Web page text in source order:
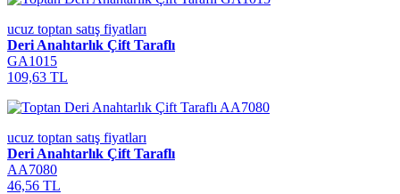
ucuz toptan satış fiyatları
Deri Anahtarlık Çift Taraflı
GA1015
109,63 TL
ucuz toptan satış fiyatları
Deri Anahtarlık Çift Taraflı
AA7080
46,56 TL